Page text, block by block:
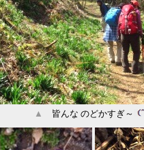
▲ 皆んな のどかすぎ～